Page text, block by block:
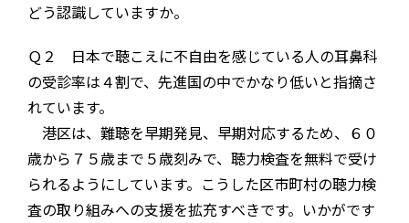
どう認識していますか。
Ｑ２ 日本で聴こえに不自由を感じている人の耳鼻科
の受診率は４割で、先進国の中でかなり低いと指摘さ
れています。
港区は、難聴を早期発見、早期対応するため、６０
歳から７５歳まで５歳刻みで、聴力検査を無料で受け
られるようにしています。こうした区市町村の聴力検
査の取り組みへの支援を拡充すべきです。いかがです